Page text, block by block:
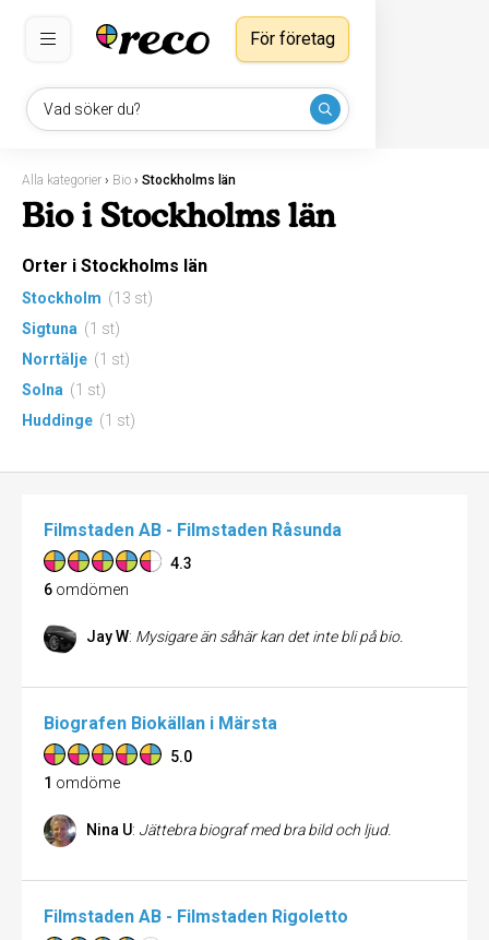
Vad söker du?
För företag
Alla kategorier › Bio › Stockholms län
Bio i Stockholms län
Orter i Stockholms län
Stockholm (13 st)
Sigtuna (1 st)
Norrtälje (1 st)
Solna (1 st)
Huddinge (1 st)
Filmstaden AB - Filmstaden Råsunda
4.3
6 omdömen
Jay W: Mysigare än såhär kan det inte bli på bio.
Biografen Biokällan i Märsta
5.0
1 omdöme
Nina U: Jättebra biograf med bra bild och ljud.
Filmstaden AB - Filmstaden Rigoletto